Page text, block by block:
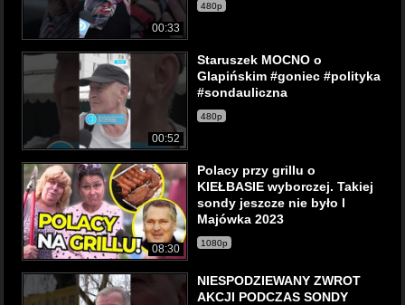
00:33
480p
00:52
Staruszek MOCNO o
Glapińskim #goniec #polityka
#sondauliczna
480p
08:30
Polacy przy grillu o
KIEŁBASIE wyborczej. Takiej
sondy jeszcze nie było l
Majówka 2023
1080p
NIESPODZIEWANY ZWROT
AKCJI PODCZAS SONDY